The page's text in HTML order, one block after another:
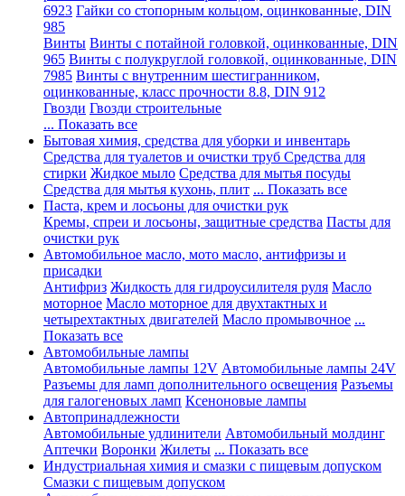
6923 Гайки со стопорным кольцом, оцинкованные, DIN
985
Винты Винты с потайной головкой, оцинкованные, DIN
965 Винты с полукруглой головкой, оцинкованные, DIN
7985 Винты с внутренним шестигранником,
оцинкованные, класс прочности 8.8, DIN 912
Гвозди Гвозди строительные
... Показать все
Бытовая химия, средства для уборки и инвентарь
Средства для туалетов и очистки труб Средства для
стирки Жидкое мыло Средства для мытья посуды
Средства для мытья кухонь, плит ... Показать все
Паста, крем и лосьоны для очистки рук
Кремы, спреи и лосьоны, защитные средства Пасты для
очистки рук
Автомобильное масло, мото масло, антифризы и
присадки
Антифриз Жидкость для гидроусилителя руля Масло
моторное Масло моторное для двухтактных и
четырехтактных двигателей Масло промывочное ...
Показать все
Автомобильные лампы
Автомобильные лампы 12V Автомобильные лампы 24V
Разъемы для ламп дополнительного освещения Разъемы
для галогеновых ламп Ксеноновые лампы
Автопринадлежности
Автомобильные удлинители Автомобильный молдинг
Аптечки Воронки Жилеты ... Показать все
Индустриальная химия и смазки с пищевым допуском
Смазки с пищевым допуском